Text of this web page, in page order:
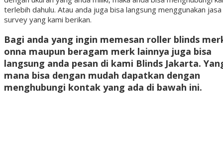
terlebih dahulu. Atau anda juga bisa langsung menggunakan jasa
survey yang kami berikan.
Bagi anda yang ingin memesan roller blinds
onna maupun beragam merk lainnya juga bisa
langsung anda pesan di kami Blinds Jakarta.
mana bisa dengan mudah dapatkan dengan
menghubungi kontak yang ada di bawah ini.